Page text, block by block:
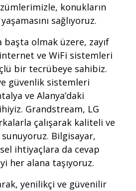
konukların
sağlıyoruz.
başta olmak üzere, zayıf
ve WiFi sistemleri
bir tecrübeye sahibiz.
güvenlik sistemleri
ve Alanya’daki
Grandstream, LG
çalışarak kaliteli ve
Bilgisayar,
ihtiyaçlara da cevap
her alana taşıyoruz.
yenilikçi ve güvenilir